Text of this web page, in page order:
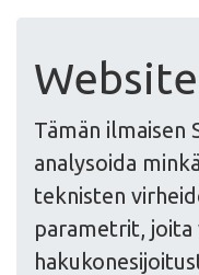
Tämän ilmaisen
analysoida
teknisten
parametrit, joita